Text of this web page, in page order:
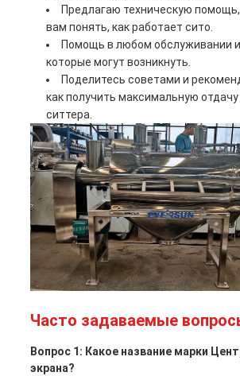
Предлагаю техническую
вам понять, как работает сито.
Помощь в любом обслуживании
которые могут возникнуть.
Поделитесь советами и
как получить максимальную отдачу
ситтера.
Часто задаваемые
Вопрос 1: Какое название марки
экрана?